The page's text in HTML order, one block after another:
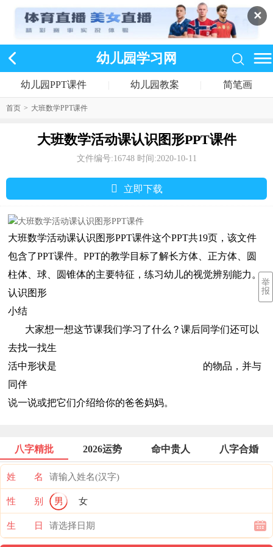
✕
幼儿园学习网
幼儿园PPT课件 幼儿园教案 简笔画
首页 > 大班数学PPT课件
大班数学活动课认识图形PPT课件
文件编号:16748 时间:2020-10-11
󰅣 立即下载
大班数学活动课认识图形PPT课件这个PPT共19页，该文件
包含了PPT课件。PPT的教学目标了解长方体、正方体、圆
柱体、球、圆锥体的主要特征，练习幼儿的视觉辨别能力。
认识图形
小结
大家想一想这节课我们学习了什么？课后同学们还可以
去找一找生
活中形状是 的物品，并与
同伴
说一说或把它们介绍给你的爸爸妈妈。
八字精批 2026运势 命中贵人 八字合婚
姓 名
性 别 男 女
生 日
举
报